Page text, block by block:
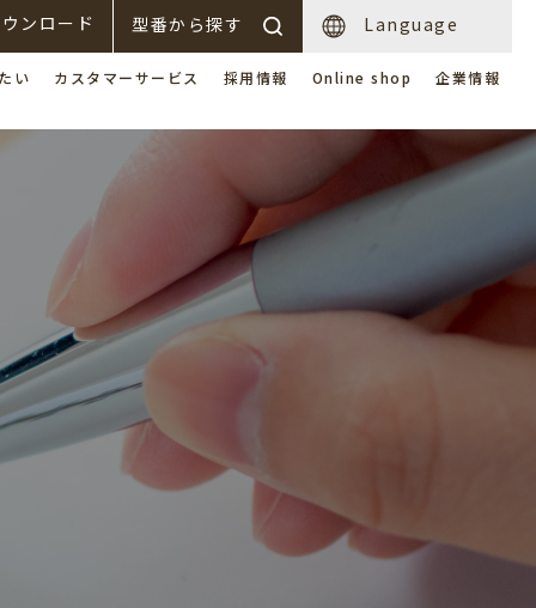
ンロード 型番から探す Language
機器の基礎知識
プレートヒーター
＆
クールプレート
ア･売店
い
ニター募集
カスタマーサービス
のユーザー登録 よくあるご質問
採用情報 Online shop 企業情報